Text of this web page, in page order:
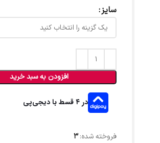
سایز
افزودن به سبد خرید
در ۴ قسط با دیجی‌پی
فروخته شده:3